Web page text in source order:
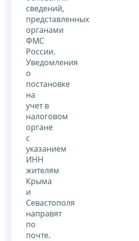
сведений,
представленных
органами
ФМС
России.
Уведомления
о
постановке
на
учет в
налоговом
органе
с
указанием
ИНН
жителям
Крыма
и
Севастополя
направят
по
почте.